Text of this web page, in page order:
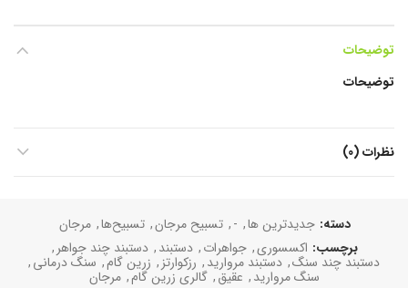
توضیحات
توضیحات
نظرات (0)
دسته: جدیدترین ها,
-
, تسبیح مرجان, تسبیح‌ها, مرجان
برچسب: اکسسوری, جواهرات, دستبند, دستبند چند جواهر ,
دستبند چند سنگ, دستبند مروارید, رزکوارتز , زرین گام, سنگ درمانی,
سنگ مروارید, عقیق, گالری زرین گام, مرجان